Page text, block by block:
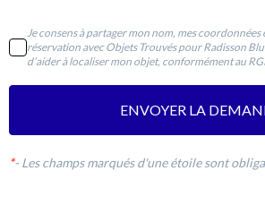
Je consens à partager mon nom, mes
réservation avec Objets Trouvés pour Radisson
d’aider à localiser mon objet, conformément au
ENVOYER LA
*- Les champs marqués d'une étoile sont